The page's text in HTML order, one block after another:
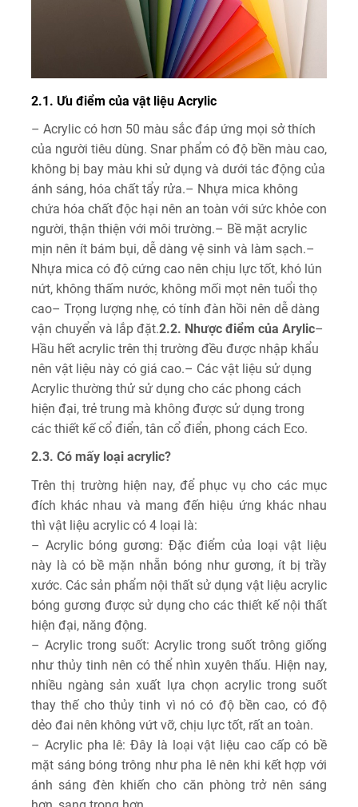
2.1. Ưu điểm của vật liệu Acrylic
– Acrylic có hơn 50 màu sắc đáp ứng mọi sở thích
của người tiêu dùng. Snar phẩm có độ bền màu cao,
không bị bay màu khi sử dụng và dưới tác động của
ánh sáng, hóa chất tẩy rửa.– Nhựa mica không
chứa hóa chất độc hại nên an toàn với sức khỏe con
người, thận thiện với môi trường.– Bề mặt acrylic
mịn nên ít bám bụi, dễ dàng vệ sinh và làm sạch.–
Nhựa mica có độ cứng cao nên chịu lực tốt, khó lún
nứt, không thấm nước, không mối mọt nên tuổi thọ
cao– Trọng lượng nhẹ, có tính đàn hồi nên dễ dàng
vận chuyển và lắp đặt.2.2. Nhược điểm của Arylic–
Hầu hết acrylic trên thị trường đều được nhập khẩu
nên vật liệu này có giá cao.– Các vật liệu sử dụng
Acrylic thường thử sử dụng cho các phong cách
hiện đại, trẻ trung mà không được sử dụng trong
các thiết kế cổ điển, tân cổ điển, phong cách Eco.
2.3. Có mấy loại acrylic?
Trên thị trường hiện nay, để phục vụ cho các mục
đích khác nhau và mang đến hiệu ứng khác nhau
thì vật liệu acrylic có 4 loại là:
– Acrylic bóng gương: Đặc điểm của loại vật liệu
này là có bề mặn nhẵn bóng như gương, ít bị trầy
xước. Các sản phẩm nội thất sử dụng vật liệu acrylic
bóng gương được sử dụng cho các thiết kế nội thất
hiện đại, năng động.
– Acrylic trong suốt: Acrylic trong suốt trông giống
như thủy tinh nên có thể nhìn xuyên thấu. Hiện nay,
nhiều ngàng sản xuất lựa chọn acrylic trong suốt
thay thế cho thủy tinh vì nó có độ bền cao, có độ
dẻo đai nên không vứt vỡ, chịu lực tốt, rất an toàn.
– Acrylic pha lê: Đây là loại vật liệu cao cấp có bề
mặt sáng bóng trông như pha lê nên khi kết hợp với
ánh sáng đèn khiến cho căn phòng trở nên sáng